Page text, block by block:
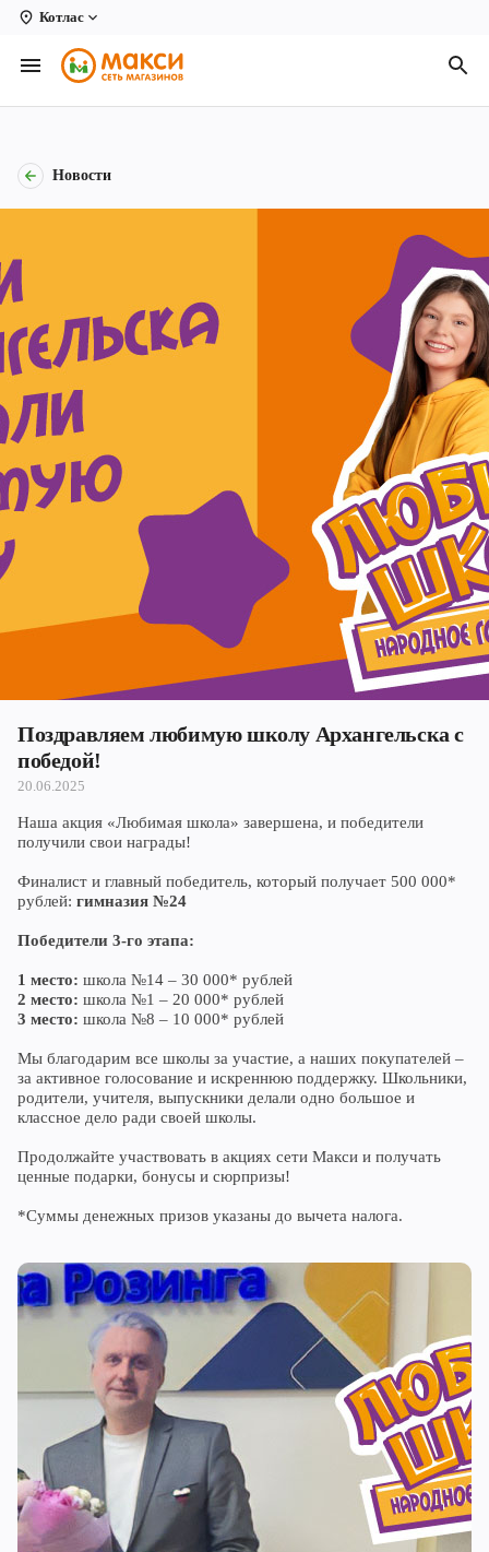
Котлас
Вологда
Архангельск
Киров
Котлас
Новодвинск
Рыбинск
Северодвинск
Череповец
Новости
Поздравляем любимую школу Архангельска с
победой!
20.06.2025
Наша акция «Любимая школа» завершена, и победители
получили свои награды!
Финалист и главный победитель, который получает 500 000*
рублей: гимназия №24
Победители 3-го этапа:
1 место: школа №14 – 30 000* рублей
2 место: школа №1 – 20 000* рублей
3 место: школа №8 – 10 000* рублей
Мы благодарим все школы за участие, а наших покупателей –
за активное голосование и искреннюю поддержку. Школьники,
родители, учителя, выпускники делали одно большое и
классное дело ради своей школы.
Продолжайте участвовать в акциях сети Макси и получать
ценные подарки, бонусы и сюрпризы!
*Суммы денежных призов указаны до вычета налога.